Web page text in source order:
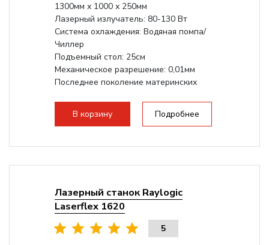
1300мм х 1000 х 250мм
Лазерный излучатель: 80-130 Вт
Система охлаждения: Водяная помпа/
Чиллер
Подъемный стол: 25см
Механическое разрешение: 0,01мм
Последнее поколение материнских
В корзину Подробнее
Лазерный станок Raylogic
Laserflex 1620
5